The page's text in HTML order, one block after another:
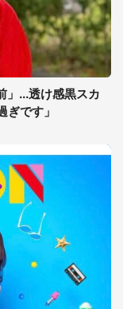
」...透け感黒スカ
です」